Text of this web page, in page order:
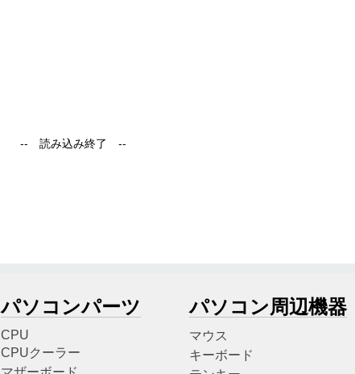
パソコンパーツ
CPU
CPUクーラー
パソコン周辺機器
マウス
キーボード